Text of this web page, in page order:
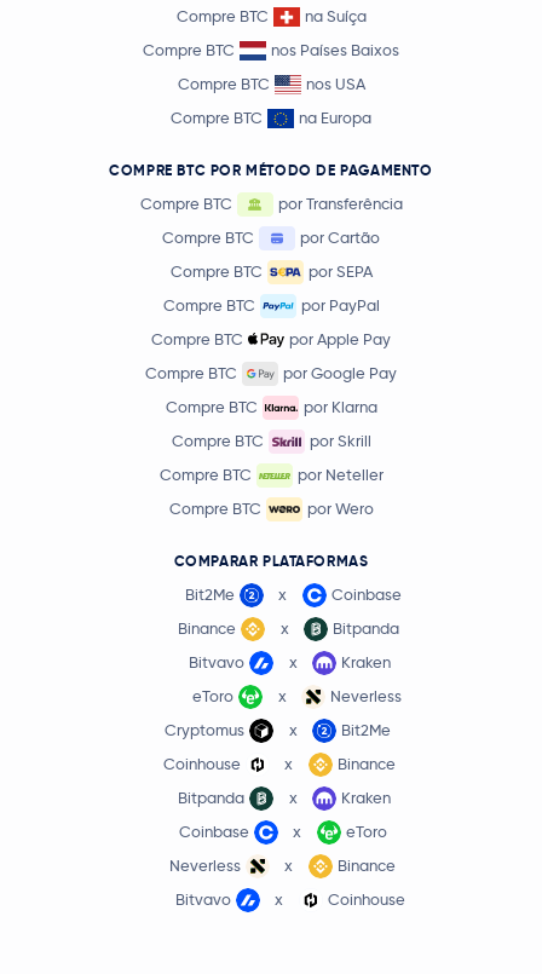
Compre BTC
na Suíça
Compre BTC
nos Países Baixos
Compre BTC
nos USA
Compre BTC
na Europa
COMPRE BTC POR MÉTODO DE PAGAMENTO
Compre BTC
por Transferência
Compre BTC
por Cartão
Compre BTC
por SEPA
Compre BTC
por PayPal
Compre BTC
por Apple Pay
Compre BTC
por Google Pay
Compre BTC
por Klarna
Compre BTC
por Skrill
Compre BTC
por Neteller
Compre BTC
por Wero
COMPARAR PLATAFORMAS
Bit2Me x
Coinbase
Binance
x
Bitpanda
Bitvavo
x
Kraken
eToro
x
Neverless
Cryptomus
x
Bit2Me
Coinhouse
x
Binance
Bitpanda
x
Kraken
Coinbase
x
eToro
Neverless
x
Binance
Bitvavo
x Coinhouse